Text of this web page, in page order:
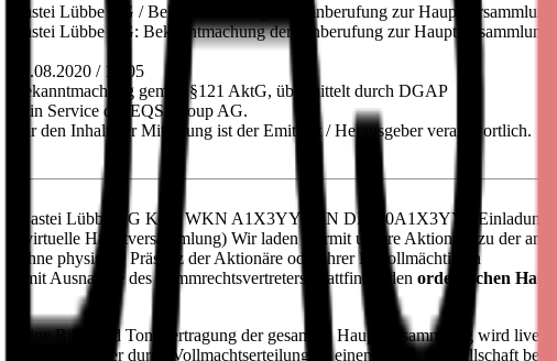
Bastei Lübbe AG / Bekanntmachung der Einberufung zur Hauptversammlung
Bastei Lübbe AG: Bekanntmachung der Einberufung zur
07.08.2020 / 15:05
Bekanntmachung gemäß §121 AktG, übermittelt durch DGAP
- ein Service der EQS Group AG.
Für den Inhalt der Mitteilung ist der Emittent / Herausgeber verantwortlich.
Bastei Lübbe AG Köln WKN A1X3YY ISIN DE000A1X3YY0 Einladung
(virtuelle Hauptversammlung) Wir laden hiermit unsere Aktionäre zu der
ohne physische Präsenz der Aktionäre oder ihrer Bevollmächtigten
(mit Ausnahme des Stimmrechtsvertreters) stattfindenden ordentlichen
Eine Bild- und Tonübertragung der gesamten Hauptversammlung wird live
Briefwahl oder durch Vollmachtserteilung an einen von der Gesellschaft